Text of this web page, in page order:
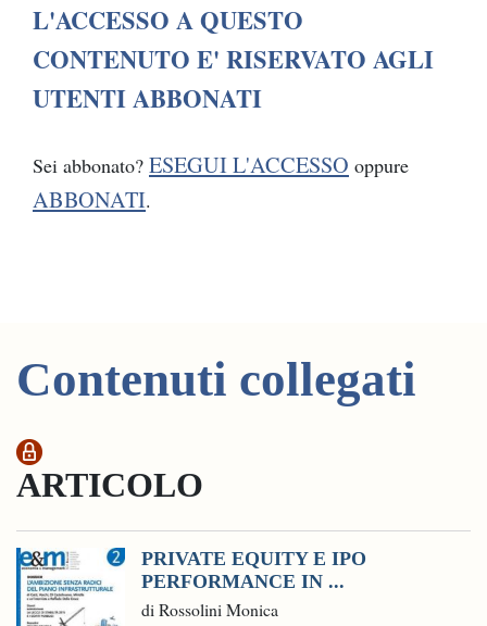
L'ACCESSO A QUESTO
CONTENUTO E' RISERVATO AGLI
UTENTI ABBONATI
Sei abbonato? ESEGUI L'ACCESSO oppure
ABBONATI.
Contenuti collegati
ARTICOLO
PRIVATE EQUITY E IPO
PERFORMANCE IN ...
di Rossolini Monica